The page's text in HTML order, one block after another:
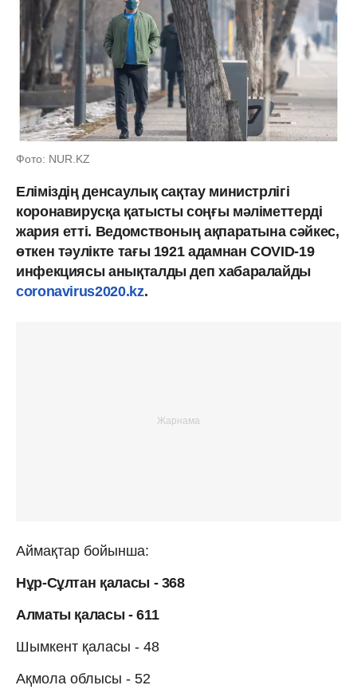
Фото: NUR.KZ
Еліміздің денсаулық сақтау министрлігі
коронавирусқа қатысты соңғы мәліметтерді
жария етті. Ведомствоның ақпаратына сәйкес,
өткен тәулікте тағы 1921 адамнан COVID-19
инфекциясы анықталды деп хабаралайды
coronavirus2020.kz.
Аймақтар бойынша:
Нұр-Сұлтан қаласы - 368
Алматы қаласы - 611
Шымкент қаласы - 48
Ақмола облысы - 52